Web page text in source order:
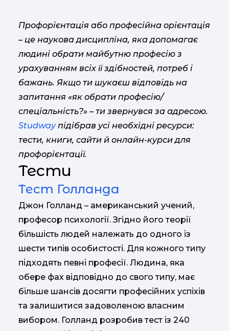
Профорієнтація або професійна орієнтація
– це наукова дисципліна, яка допомагає
людині обрати майбутню професію з
урахуванням всіх її здібностей, потреб і
бажань. Якщо ти шукаєш відповідь на
запитання «як обрати професію/
спеціальність?» – ти звернувся за адресою.
Studway підібрав усі необхідні ресурси:
тести, книги, сайти й онлайн-курси для
профорієнтації.
Тести
Тест Голланда
Джон Голланд – американський учений,
професор психології. Згідно його теорії
більшість людей належать до одного із
шести типів особистості. Для кожного типу
підходять певні професії. Людина, яка
обере фах відповідно до свого типу, має
більше шансів досягти професійних успіхів
та залишитися задоволеною власним
вибором. Голланд розробив тест із 240